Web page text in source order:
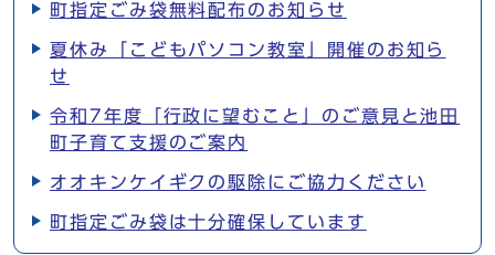
町指定ごみ袋無料配布のお知らせ
夏休み「こどもパソコン教室」開催のお知ら
せ
令和7年度「行政に望むこと」のご意見と池田
町子育て支援のご案内
オオキンケイギクの駆除にご協力ください
町指定ごみ袋は十分確保しています